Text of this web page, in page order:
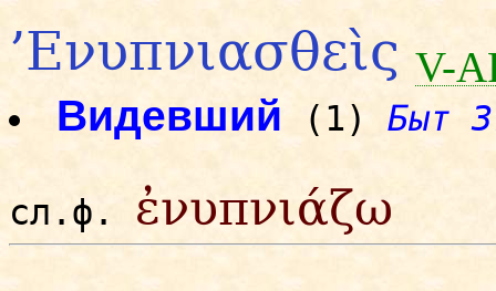
’Ενυπνιασθεὶς V-
Видевший (1) Быт
сл.ф. ἐνυπνιάζω